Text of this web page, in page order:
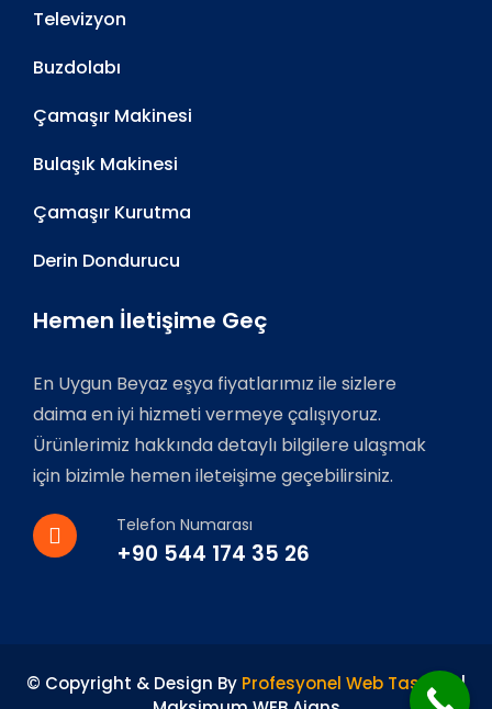
Televizyon
Buzdolabı
Çamaşır Makinesi
Bulaşık Makinesi
Çamaşır Kurutma
Derin Dondurucu
Hemen İletişime Geç
En Uygun Beyaz eşya fiyatlarımız ile sizlere
daima en iyi hizmeti vermeye çalışıyoruz.
Ürünlerimiz hakkında detaylı bilgilere ulaşmak
için bizimle hemen ileteişime geçebilirsiniz.
Telefon Numarası
+90 544 174 35 26
© Copyright & Design By Profesyonel Web Tasarım|